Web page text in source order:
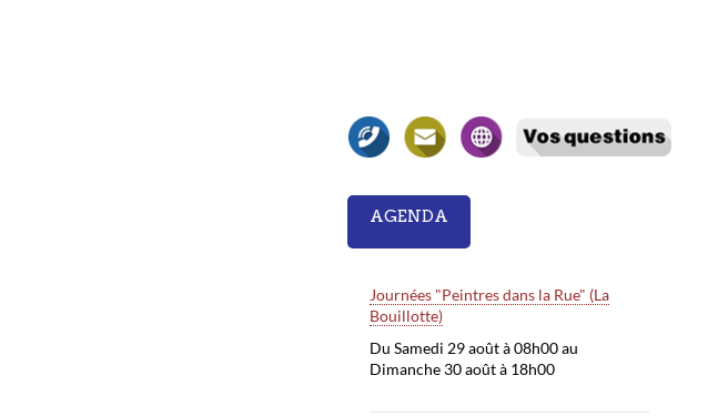
AGENDA
Journées "Peintres dans la Rue" (La
Bouillotte)
Du Samedi 29 août à 08h00 au
Dimanche 30 août à 18h00